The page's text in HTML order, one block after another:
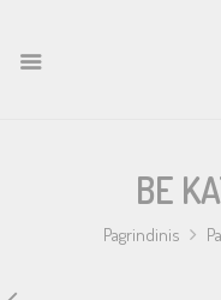
BE
Pagrindinis